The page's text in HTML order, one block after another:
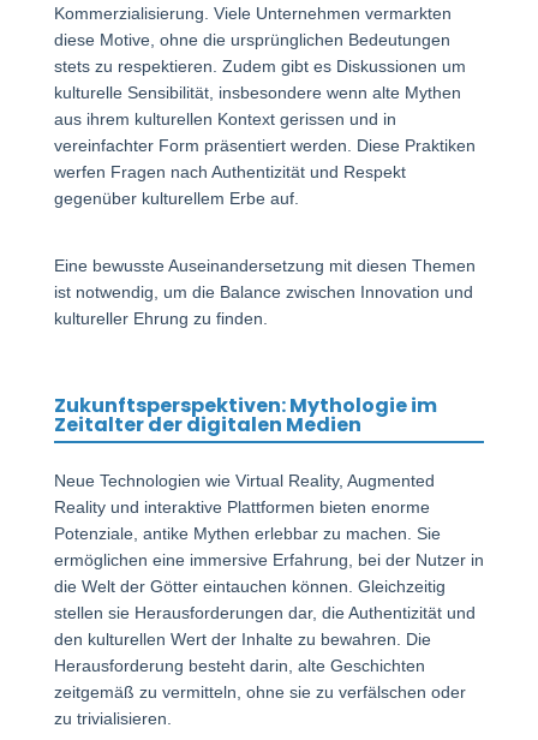
Kommerzialisierung. Viele Unternehmen vermarkten
diese Motive, ohne die ursprünglichen Bedeutungen
stets zu respektieren. Zudem gibt es Diskussionen um
kulturelle Sensibilität, insbesondere wenn alte Mythen
aus ihrem kulturellen Kontext gerissen und in
vereinfachter Form präsentiert werden. Diese Praktiken
werfen Fragen nach Authentizität und Respekt
gegenüber kulturellem Erbe auf.
Eine bewusste Auseinandersetzung mit diesen Themen
ist notwendig, um die Balance zwischen Innovation und
kultureller Ehrung zu finden.
Zukunftsperspektiven: Mythologie im
Zeitalter der digitalen Medien
Neue Technologien wie Virtual Reality, Augmented
Reality und interaktive Plattformen bieten enorme
Potenziale, antike Mythen erlebbar zu machen. Sie
ermöglichen eine immersive Erfahrung, bei der Nutzer in
die Welt der Götter eintauchen können. Gleichzeitig
stellen sie Herausforderungen dar, die Authentizität und
den kulturellen Wert der Inhalte zu bewahren. Die
Herausforderung besteht darin, alte Geschichten
zeitgemäß zu vermitteln, ohne sie zu verfälschen oder
zu trivialisieren.